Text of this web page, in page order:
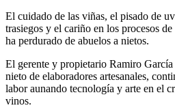
El cuidado de las viñas, el pisado de
trasiegos y el cariño en los procesos
ha perdurado de abuelos a nietos.
El gerente y propietario Ramiro
nieto de elaboradores artesanales,
labor aunando tecnología y arte en el
vinos.